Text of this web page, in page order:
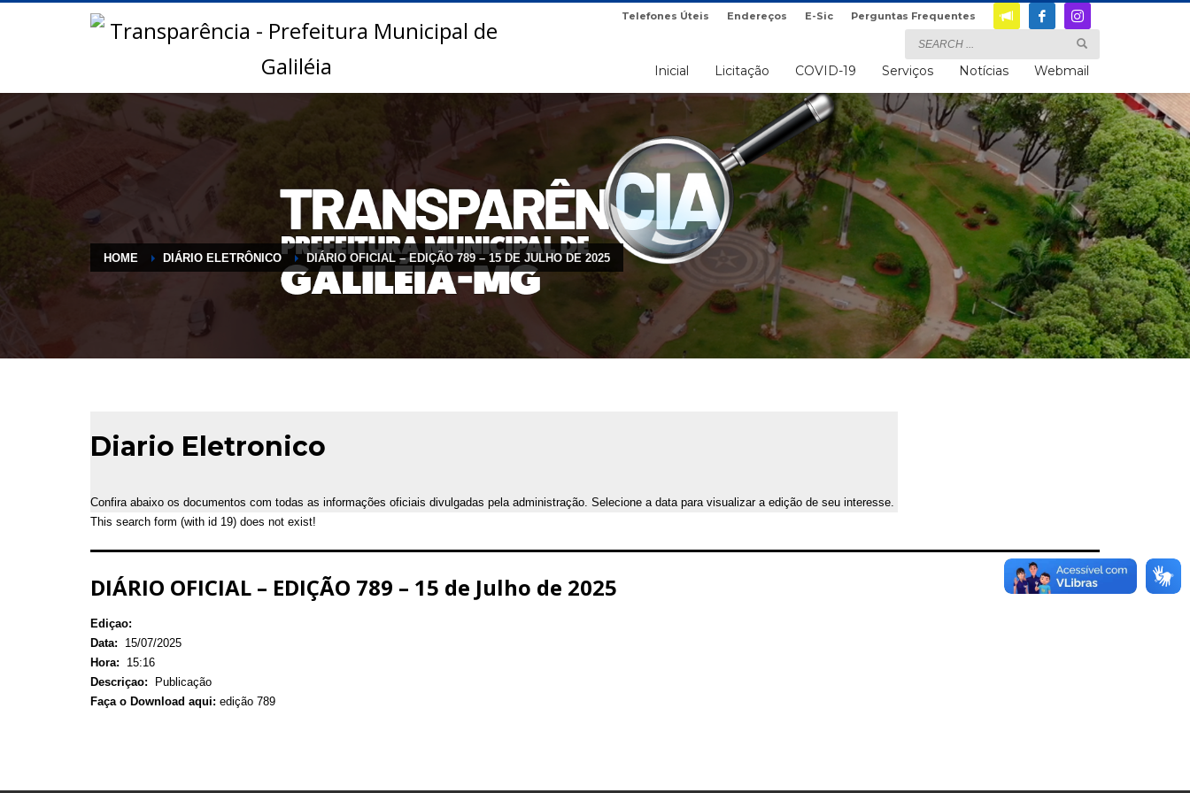
Telefones Úteis Endereços E-Sic Perguntas Frequentes
Inicial Licitação COVID-19 Serviços Notícias Webmail
HOME DIÁRIO ELETRÔNICO DIÁRIO OFICIAL – EDIÇÃO 789 – 15 DE JULHO DE 2025
Diario Eletronico
Confira abaixo os documentos com todas as informações oficiais divulgadas pela administração. Selecione a data para visualizar a edição de seu interesse.
This search form (with id 19) does not exist!
DIÁRIO OFICIAL – EDIÇÃO 789 – 15 de Julho de 2025
Ediçao:
Data:
15/07/2025
Hora:
15:16
Descriçao:
Publicação
Faça o Download aqui: edição 789